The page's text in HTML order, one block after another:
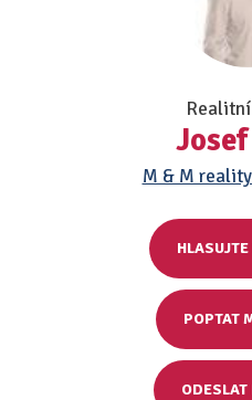
M & M
POPTAT